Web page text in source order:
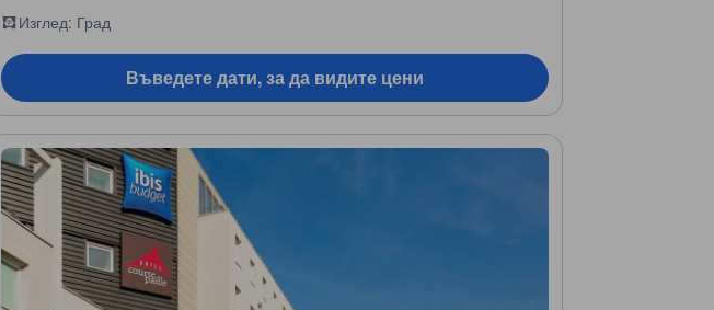
Изглед: Град
Въведете дати, за да видите цени